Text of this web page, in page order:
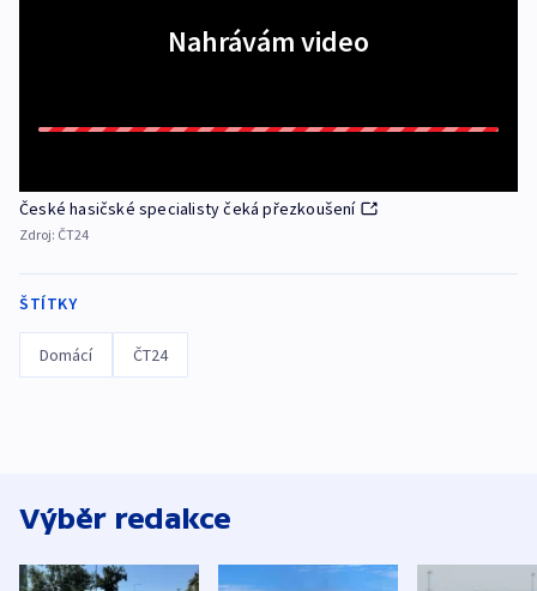
Nahrávám video
České hasičské specialisty čeká přezkoušení
Zdroj: ČT24
ŠTÍTKY
Domácí ČT24
Výběr redakce